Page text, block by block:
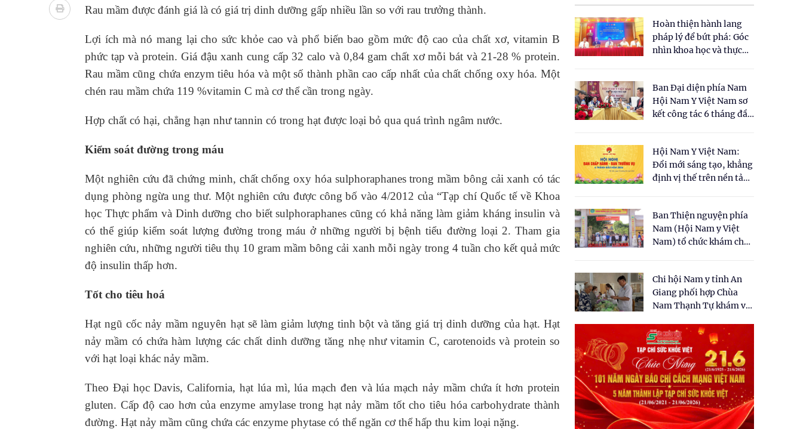
Xây dựng bản đồ mạng lưới cấp cứu ngoại viện toàn quốc
"Nền kinh tế bạc" có thể trở thành động lực tăng trưởng mới của Việt Nam
Quảng Trị: Phát huy vai trò của chính quyền địa phương hai cấp trong quản lý hoạt động nha khoa,
bảo vệ sức khỏe Nhân dân
Rau mầm được đánh giá là có giá trị dinh dưỡng gấp nhiều lần so với rau trưởng thành.
Lợi ích mà nó mang lại cho sức khỏe cao và phổ biến bao gồm mức độ cao của chất xơ, vitamin B
phức tạp và protein. Giá đậu xanh cung cấp 32 calo và 0,84 gam chất xơ mỗi bát và 21-28 % protein.
Rau mầm cũng chứa enzym tiêu hóa và một số thành phần cao cấp nhất của chất chống oxy hóa. Một
chén rau mầm chứa 119 %vitamin C mà cơ thể cần trong ngày.
Hợp chất có hại, chẳng hạn như tannin có trong hạt được loại bỏ qua quá trình ngâm nước.
Kiểm soát đường trong máu
Một nghiên cứu đã chứng minh, chất chống oxy hóa sulphoraphanes trong mầm bông cải xanh có tác
dụng phòng ngừa ung thư. Một nghiên cứu được công bố vào 4/2012 của “Tạp chí Quốc tế về Khoa
học Thực phẩm và Dinh dưỡng cho biết sulphoraphanes cũng có khả năng làm giảm kháng insulin và
có thể giúp kiểm soát lượng đường trong máu ở những người bị bệnh tiểu đường loại 2. Tham gia
nghiên cứu, những người tiêu thụ 10 gram mầm bông cải xanh mỗi ngày trong 4 tuần cho kết quả mức
độ insulin thấp hơn.
Tốt cho tiêu hoá
Hạt ngũ cốc nảy mầm nguyên hạt sẽ làm giảm lượng tinh bột và tăng giá trị dinh dưỡng của hạt. Hạt
nảy mầm có chứa hàm lượng các chất dinh dưỡng tăng nhẹ như vitamin C, carotenoids và protein so
với hạt loại khác nảy mầm.
Theo Đại học Davis, California, hạt lúa mì, lúa mạch đen và lúa mạch nảy mầm chứa ít hơn protein
gluten. Cấp độ cao hơn của enzyme amylase trong hạt nảy mầm tốt cho tiêu hóa carbohydrate thành
đường. Hạt nảy mầm cũng chứa các enzyme phytase có thể ngăn cơ thể hấp thu kim loại nặng.
Hoàn thiện hành lang
pháp lý để bứt phá: Góc
nhìn khoa học và thực
cho Luật Y dược cổ
truyền Việt Nam"
Ban Đại diện phía Nam
Hội Nam Y Việt Nam sơ
kết công tác 6 tháng đầu
Hội Nam Y Việt Nam:
Đổi mới sáng tạo, khẳng
định vị thế trên nền tảng
Ban Thiện nguyện phía
Nam (Hội Nam y Việt
Nam) tổ chức khám chữa
dân tại xã Tân Tập
Chi hội Nam y tỉnh An
Giang phối hợp Chùa
Nam Thạnh Tự khám và
nhân dân